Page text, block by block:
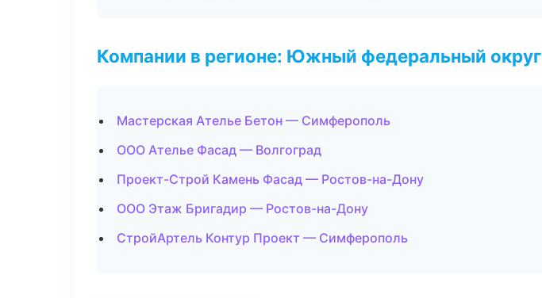
Компании в регионе: Южный федеральный округ
Мастерская Ателье Бетон — Симферополь
ООО Ателье Фасад — Волгоград
Проект-Строй Камень Фасад — Ростов-на-Дону
ООО Этаж Бригадир — Ростов-на-Дону
СтройАртель Контур Проект — Симферополь